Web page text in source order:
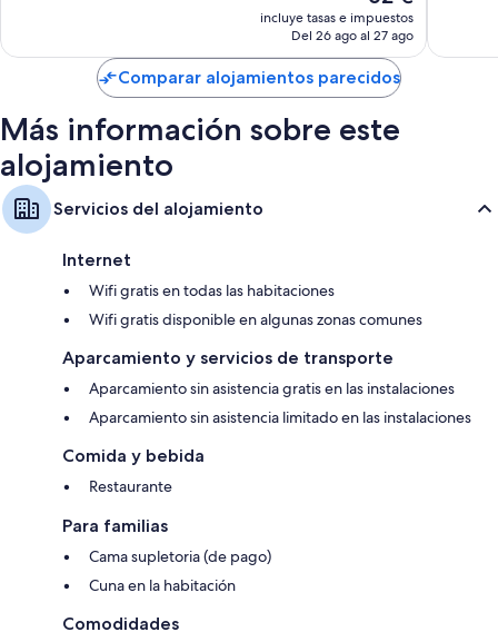
precio
actual
de
62 €
incluye tasas e impuestos
Del 26 ago al 27 ago
Comparar alojamientos parecidos
Más información sobre este
alojamiento
Servicios del alojamiento
Internet
Wifi gratis en todas las habitaciones
Wifi gratis disponible en algunas zonas comunes
Aparcamiento y servicios de transporte
Aparcamiento sin asistencia gratis en las instalaciones
Aparcamiento sin asistencia limitado en las instalaciones
Comida y bebida
Restaurante
Para familias
Cama supletoria (de pago)
Cuna en la habitación
Comodidades